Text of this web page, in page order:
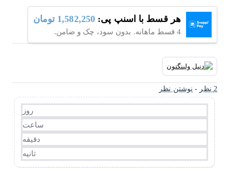
هر قسط با اسنپ پی: 1,582,250 تومان
4 قسط ماهانه. بدون سود، چک و ضامن.
2 نظر - نوشتن نظر
روز
ساعت
دقیقه
ثانیه